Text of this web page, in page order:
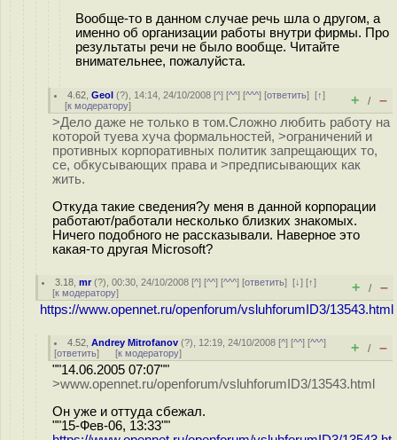
Вообще-то в данном случае речь шла о другом, а
именно об организации работы внутри фирмы. Про
результаты речи не было вообще. Читайте
внимательнее, пожалуйста.
4.62 ,Geol (?), 14:14, 24/10/2008 [^] [^^] [^^^] [ответить][↑]
[к модератору] + / –
>Дело даже не только в том.Сложно любить работу на
которой туева хуча формальностей, >ограничений и
противных корпоративных политик запрещающих то,
се, обкусывающих права и >предписывающих как
жить.
Откуда такие сведения?у меня в данной корпорации
работают/работали несколько близких знакомых.
Ничего подобного не рассказывали. Наверное это
какая-то другая Microsoft?
3.18 ,mr(?), 00:30, 24/10/2008 [^] [^^] [^^^] [ответить][↓] [↑]
[к модератору] + / –
https://www.opennet.ru/openforum/vsluhforumID3/13543.html
4.52 ,Andrey Mitrofanov (?), 12:19, 24/10/2008 [^] [^^] [^^^]
[ответить] [к модератору] + / –
""14.06.2005 07:07""
>www.opennet.ru/openforum/vsluhforumID3/13543.html
Он уже и оттуда сбежал.
""15-Фев-06, 13:33""